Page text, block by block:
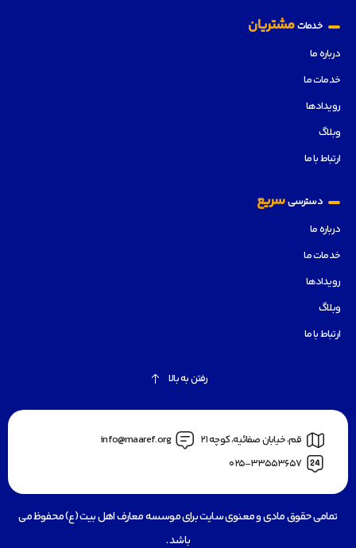
خدماتمشتریان
درباره ما
خدمات ما
رویدادها
وبلاگ
ارتباط با ما
دسترسیسریع
درباره ما
خدمات ما
رویدادها
وبلاگ
ارتباط با ما
رفتن به بالا
قم، خیابان صفائیه، کوچه 21
info@maaref.org
025-33553657
تمامی حقوق مادی و معنوی سایت برای موسسه معارف اهل بیت (ع) محفوظ می
باشد .